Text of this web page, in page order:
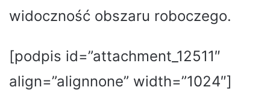
widoczność obszaru roboczego.
[podpis id=”attachment_12511″
align=”alignnone” width=”1024″]